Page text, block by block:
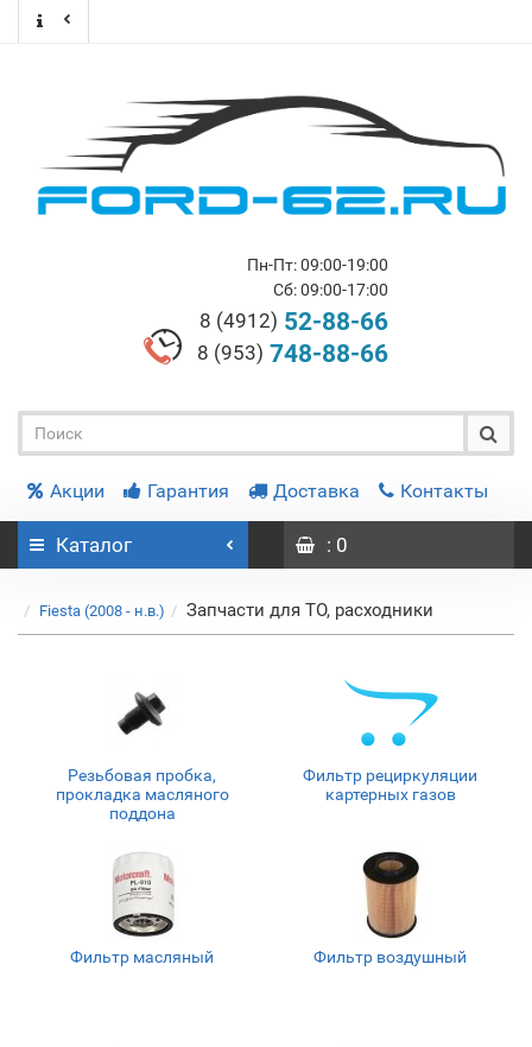
Пн-Пт: 09:00-19:00
Сб: 09:00-17:00
8 (4912) 52-88-66
8 (953) 748-88-66
Акции Гарантия Доставка Контакты
Каталог : 0
Fiesta (2008 - н.в.) Запчасти для ТО, расходники
Резьбовая пробка,
прокладка масляного
поддона
Фильтр рециркуляции
картерных газов
Фильтр масляный Фильтр воздушный